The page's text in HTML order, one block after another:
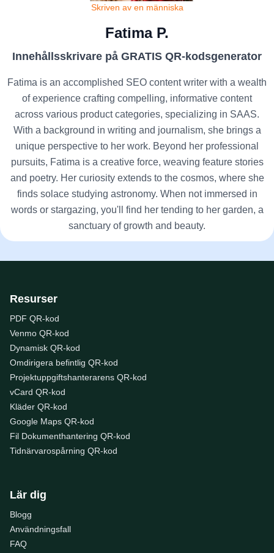
Skriven av en människa
Fatima P.
Innehållsskrivare på GRATIS QR-kodsgenerator
Fatima is an accomplished SEO content writer with a wealth
of experience crafting compelling, informative content
across various product categories, specializing in SAAS.
With a background in writing and journalism, she brings a
unique perspective to her work. Beyond her professional
pursuits, Fatima is a creative force, weaving feature stories
and poetry. Her curiosity extends to the cosmos, where she
finds solace studying astronomy. When not immersed in
words or stargazing, you'll find her tending to her garden, a
sanctuary of growth and beauty.
Resurser
PDF QR-kod
Venmo QR-kod
Dynamisk QR-kod
Omdirigera befintlig QR-kod
Projektuppgiftshanterarens QR-kod
vCard QR-kod
Kläder QR-kod
Google Maps QR-kod
Fil Dokumenthantering QR-kod
Tidnärvarospårning QR-kod
Lär dig
Blogg
Användningsfall
FAQ